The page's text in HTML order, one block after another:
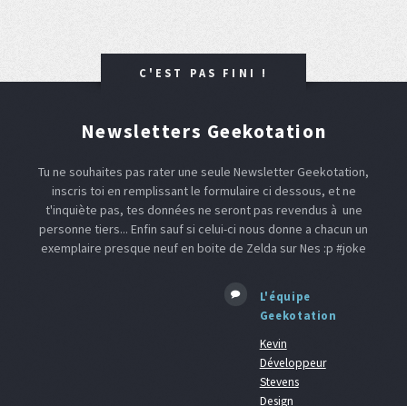
C'EST PAS FINI !
Newsletters Geekotation
Tu ne souhaites pas rater une seule Newsletter Geekotation,
inscris toi en remplissant le formulaire ci dessous, et ne
t'inquiète pas, tes données ne seront pas revendus à une
personne tiers... Enfin sauf si celui-ci nous donne a chacun un
exemplaire presque neuf en boite de Zelda sur Nes :p #joke
L'équipe
Geekotation
Kevin
Développeur
Stevens
Design